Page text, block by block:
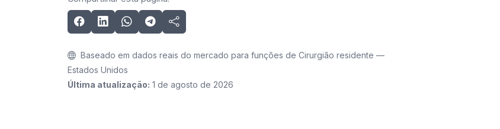
Baseado em dados reais do mercado para funções de Cirurgião residente —
Estados Unidos
Última atualização: 1 de agosto de 2026